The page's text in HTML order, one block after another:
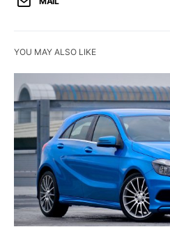
YOU MAY ALSO LIKE